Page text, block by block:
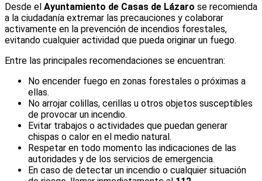
Desde el Ayuntamiento de Casas de Lázaro se recomienda
a la ciudadanía extremar las precauciones y colaborar
activamente en la prevención de incendios forestales,
evitando cualquier actividad que pueda originar un fuego.
Entre las principales recomendaciones se encuentran:
No encender fuego en zonas forestales o próximas a
ellas.
No arrojar colillas, cerillas u otros objetos susceptibles
de provocar un incendio.
Evitar trabajos o actividades que puedan generar
chispas o calor en el medio natural.
Respetar en todo momento las indicaciones de las
autoridades y de los servicios de emergencia.
En caso de detectar un incendio o cualquier situación